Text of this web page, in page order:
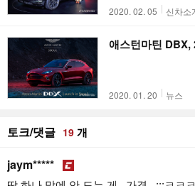
2020. 02. 05 신차소
애스턴마틴 DBX,
2020. 01. 20 뉴스
토크/댓글 19 개
jaym*****